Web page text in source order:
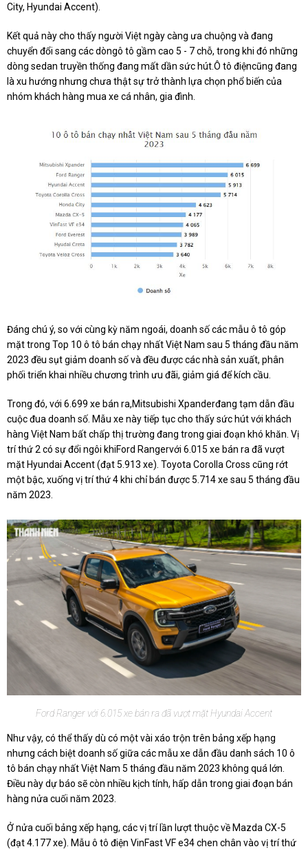
City, Hyundai Accent).
Kết quả này cho thấy người Việt ngày càng ưa chuộng và đang
chuyển đổi sang các dòngô tô gầm cao 5 - 7 chỗ, trong khi đó những
dòng sedan truyền thống đang mất dần sức hút.Ô tô điệncũng đang
là xu hướng nhưng chưa thật sự trở thành lựa chọn phổ biến của
nhóm khách hàng mua xe cá nhân, gia đình.
Đáng chú ý, so với cùng kỳ năm ngoái, doanh số các mẫu ô tô góp
mặt trong Top 10 ô tô bán chạy nhất Việt Nam sau 5 tháng đầu năm
2023 đều sụt giảm doanh số và đều được các nhà sản xuất, phân
phối triển khai nhiều chương trình ưu đãi, giảm giá để kích cầu.
Trong đó, với 6.699 xe bán ra,Mitsubishi Xpanderđang tạm dẫn đầu
cuộc đua doanh số. Mẫu xe này tiếp tục cho thấy sức hút với khách
hàng Việt Nam bất chấp thị trường đang trong giai đoạn khó khăn. Vị
trí thứ 2 có sự đổi ngôi khiFord Rangervới 6.015 xe bán ra đã vượt
mặt Hyundai Accent (đạt 5.913 xe). Toyota Corolla Cross cũng rớt
một bậc, xuống vị trí thứ 4 khi chỉ bán được 5.714 xe sau 5 tháng đầu
năm 2023.
Ford Ranger với 6.015 xe bán ra đã vượt mặt Hyundai Accent
Như vậy, có thể thấy dù có một vài xáo trộn trên bảng xếp hạng
nhưng cách biệt doanh số giữa các mẫu xe dẫn đầu danh sách 10 ô
tô bán chạy nhất Việt Nam 5 tháng đầu năm 2023 không quá lớn.
Điều này dự báo sẽ còn nhiều kịch tính, hấp dẫn trong giai đoạn bán
hàng nửa cuối năm 2023.
Ở nửa cuối bảng xếp hạng, các vị trí lần lượt thuộc về Mazda CX-5
(đạt 4.177 xe). Mẫu ô tô điện VinFast VF e34 chen chân vào vị trí thứ